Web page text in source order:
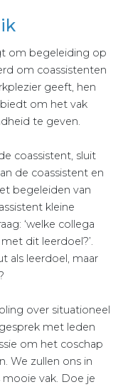
om begeleiding op
om coassistenten
geeft, hen
om het vak
te geven.
coassistent, sluit
de coassistent en
begeleiden van
kleine
‘welke collega
dit leerdoel?’.
als leerdoel, maar
over situationeel
met leden
om het coschap
We zullen ons in
vak. Doe je